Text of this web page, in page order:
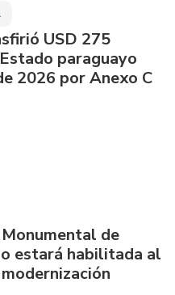
USD 275
paraguayo
2026 por Anexo C
de
estará habilitada al